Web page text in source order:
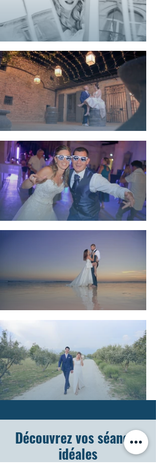
Découvrez vos séances
idéales